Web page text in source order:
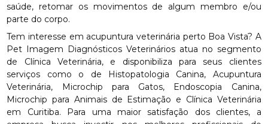
saúde, retomar os movimentos de algum membro e/ou
parte do corpo.
Tem interesse em acupuntura veterinária perto Boa Vista? A
Pet Imagem Diagnósticos Veterinários atua no segmento
de Clínica Veterinária, e disponibiliza para seus clientes
serviços como o de Histopatologia Canina, Acupuntura
Veterinária, Microchip para Gatos, Endoscopia Canina,
Microchip para Animais de Estimação e Clínica Veterinária
em Curitiba. Para uma maior satisfação dos clientes, a